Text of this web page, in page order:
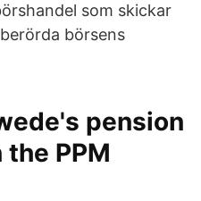
som skickar
börsens
pension
PPM